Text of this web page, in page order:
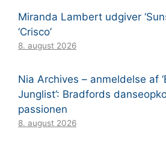
Miranda Lambert udgiver
‘Crisco’
8. august 2026
Nia Archives – anmeldelse af
Junglist’: Bradfords
passionen
8. august 2026